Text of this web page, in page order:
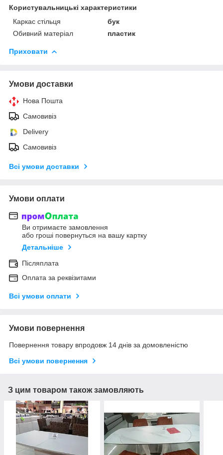
Користувальницькі характеристики
Каркас стільця
бук
Обивний матеріал
пластик
Приховати
Умови доставки
Нова Пошта
Самовивіз
Delivery
Самовивіз
Всі умови доставки
Умови оплати
Ви отримаєте замовлення
або гроші повернуться на вашу картку
Детальніше
Післяплата
Оплата за реквізитами
Всі умови оплати
Умови повернення
Повернення товару впродовж 14 днів за домовленістю
Всі умови повернення
З цим товаром також замовляють